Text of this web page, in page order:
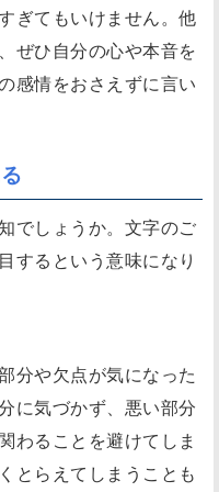
ぎてもいけません。他
ぜひ自分の心や本音を
感情をおさえずに言い
でしょうか。文字のご
するという意味になり
分や欠点が気になった
に気づかず、悪い部分
わることを避けてしま
とらえてしまうことも